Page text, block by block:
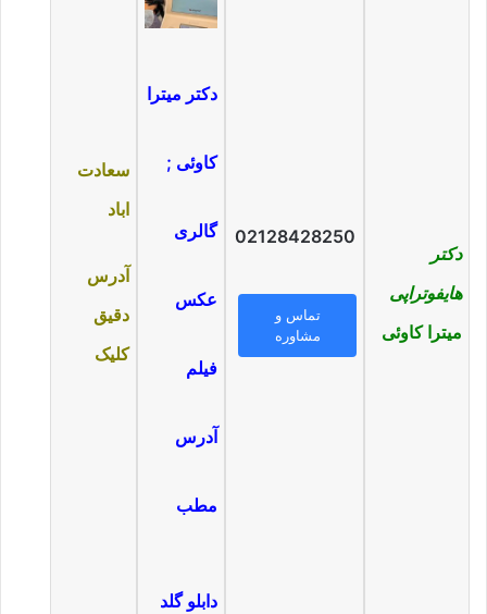
دکتر
هایفوتراپی
میترا کاوئی
02128428250
تماس و
مشاوره
دکتر میترا
کاوئی ;
گالری
عکس
فیلم
آدرس
مطب
دابلو گلد
سعادت
اباد
آدرس
دقیق
کلیک